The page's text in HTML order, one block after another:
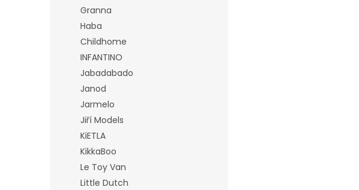
Granna
Haba
Childhome
INFANTINO
Jabadabado
Janod
Jarmelo
Jiří Models
KiETLA
KikkaBoo
Le Toy Van
Little Dutch